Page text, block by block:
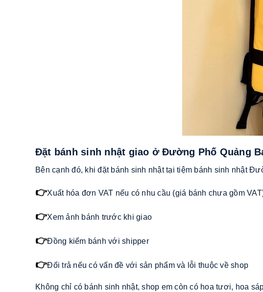
Đặt bánh sinh nhật giao ở Đường Phố Quảng
Bên cạnh đó, khi đặt bánh sinh nhật tại tiệm bánh sinh nhật
👉Xuất hóa đơn VAT nếu có nhu cầu (giá bánh chưa gồm
👉Xem ảnh bánh trước khi giao
👉Đồng kiểm bánh với shipper
👉Đổi trả nếu có vấn đề với sản phẩm và lỗi thuộc về shop
Không chỉ có bánh sinh nhật, shop em còn có hoa tươi, hoa